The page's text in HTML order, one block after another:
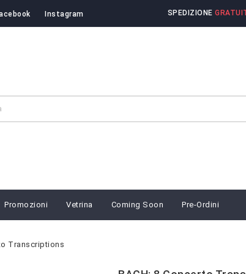
Instagram SPEDIZIONE
Promozioni Vetrina Coming Soon Pre-Ordini
Transcriptions